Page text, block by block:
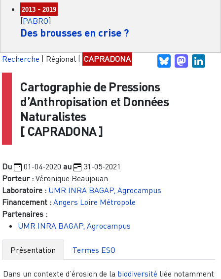
2013 -2019
[PABRO]
Des brousses en crise ?
Recherche Régional CAPRADONA Bluesky
Cartographie de Pressions
d’Anthropisation et Données
Naturalistes
[ CAPRADONA]
Du 01-04-2020 au
31-05-2021
Porteur : Véronique Beaujouan
Laboratoire : UMR INRA BAGAP, Agrocampus
Financement : Angers Loire Métropole
Partenaires :
UMR INRA BAGAP, Agrocampus
Présentation Termes ESO
Dans un contexte d’érosion de la biodiversité liée notamment